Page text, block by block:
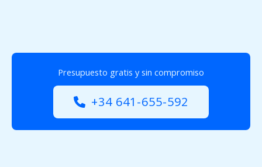
Presupuesto gratis y sin compromiso
+34 641-655-592